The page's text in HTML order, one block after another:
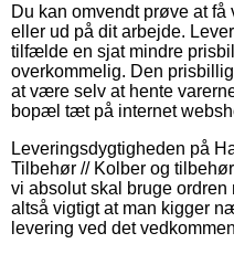
Du kan omvendt prøve at
eller ud på dit arbejde.
tilfælde en sjat mindre
overkommelig. Den
at være selv at hente
bopæl tæt på internet
Leveringsdygtigheden på
Tilbehør // Kolber og
vi absolut skal bruge ordren
altså vigtigt at man kigger
levering ved det